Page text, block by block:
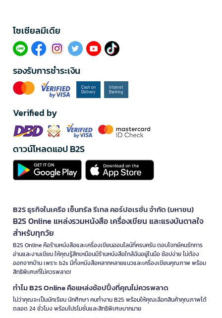
โซเซียลมีเดีย​
รองรับการชำระเงิน
Verified by
ดาวน์โหลดแอป B2S
B2S ธุรกิจในเครือ เซ็นทรัล รีเทล คอร์ปอเรชั่น จำกัด (มหาชน)
B2S Online แหล่งรวมหนังสือ เครื่องเขียน และแรงบันดาลใจ
สำหรับทุกวัย
B2S Online คือร้านหนังสือและเครื่องเขียนออนไลน์ที่ครบครัน ตอบโจทย์คนรักการ
อ่านและงานเขียน ให้คุณรู้สึกเหมือนมีร้านหนังสือใกล้ฉันอยู่ในมือ ช้อปง่าย ไม่ต้อง
ออกจากบ้าน เพราะ b2s มีทั้งหนังสือหลากหลายแนวและเครื่องเขียนคุณภาพ พร้อม
สิทธิพิเศษที่ไม่ควรพลาด!
ทำไม B2S Online คือแหล่งช้อปปิ้งที่คุณไม่ควรพลาด
ไม่ว่าคุณจะเป็นนักเรียน นักศึกษา คนทำงาน B2S พร้อมให้คุณเลือกสินค้าคุณภาพได้
ตลอด 24 ชั่วโมง พร้อมโปรโมชั่นและสิทธิพิเศษมากมาย